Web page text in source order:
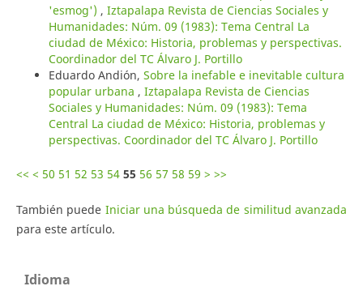
'esmog') , Iztapalapa Revista de Ciencias Sociales y
Humanidades: Núm. 09 (1983): Tema Central La
ciudad de México: Historia, problemas y perspectivas.
Coordinador del TC Álvaro J. Portillo
Eduardo Andión, Sobre la inefable e inevitable cultura
popular urbana , Iztapalapa Revista de Ciencias
Sociales y Humanidades: Núm. 09 (1983): Tema
Central La ciudad de México: Historia, problemas y
perspectivas. Coordinador del TC Álvaro J. Portillo
<< < 50 51 52 53 54 55 56 57 58 59 > >>
También puede Iniciar una búsqueda de similitud avanzada
para este artículo.
Idioma